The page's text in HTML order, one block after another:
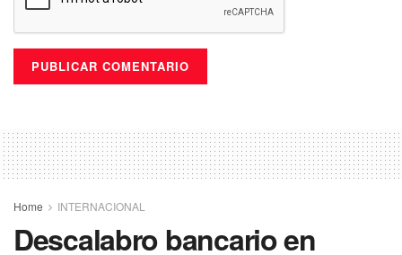
Home INTERNACIONAL
Descalabro bancario en